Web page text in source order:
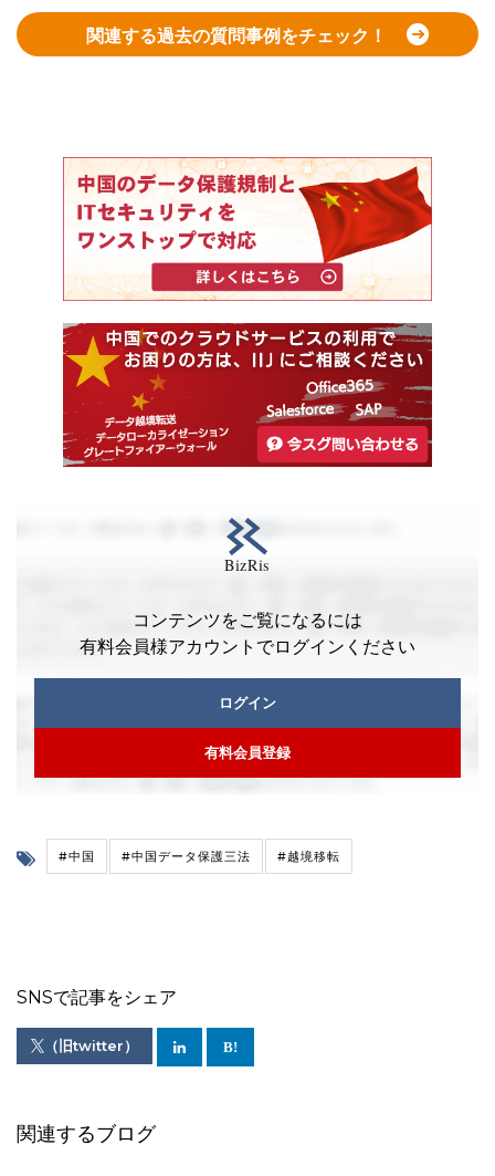
関連する過去の質問事例をチェック！
コンテンツをご覧になるには
有料会員様アカウントでログインください
ログイン
有料会員登録
#中国 #中国データ保護三法 #越境移転
SNSで記事をシェア
（旧twitter）
関連するブログ